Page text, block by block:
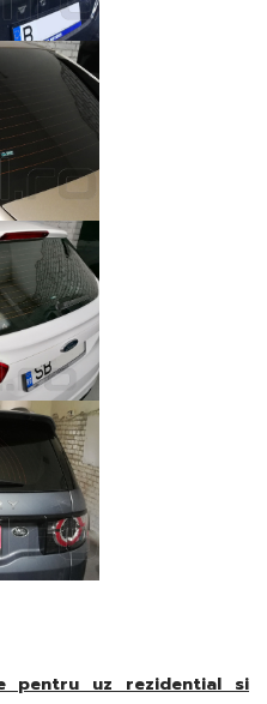
pentru uz rezidential si